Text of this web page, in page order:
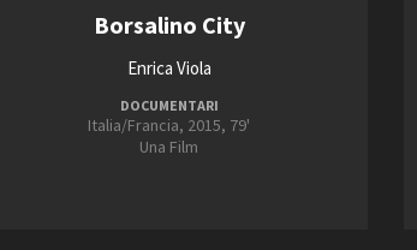
Borsalino City
Enrica Viola
DOCUMENTARI
Italia/Francia, 2015, 79'
Una Film